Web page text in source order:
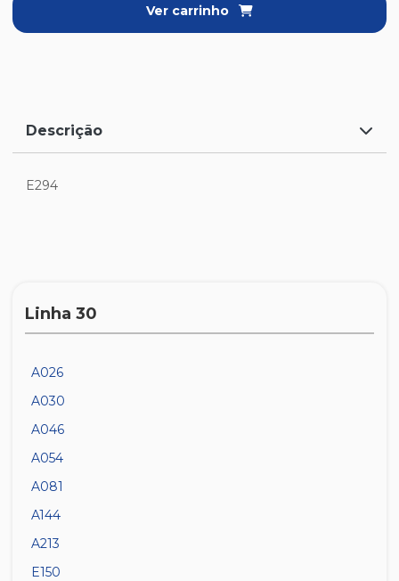
Ver carrinho
Descrição
E294
Linha 30
A026
A030
A046
A054
A081
A144
A213
E150